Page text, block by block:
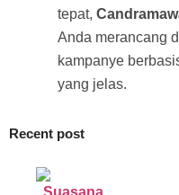
tepat,
Anda merancang
kampanye
yang jelas.
Recent post